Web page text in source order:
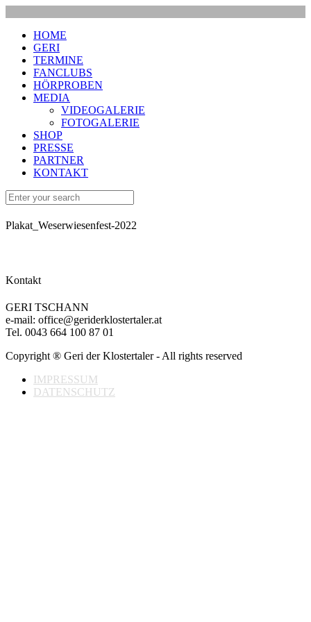
HOME
GERI
TERMINE
FANCLUBS
HÖRPROBEN
MEDIA
VIDEOGALERIE
FOTOGALERIE
SHOP
PRESSE
PARTNER
KONTAKT
Plakat_Weserwiesenfest-2022
Kontakt
GERI TSCHANN
e-mail: office@geriderklostertaler.at
Tel. 0043 664 100 87 01
Copyright ® Geri der Klostertaler - All rights reserved
IMPRESSUM
DATENSCHUTZ